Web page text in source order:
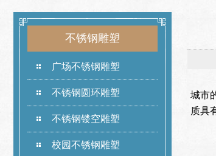
不锈钢雕塑
广场不锈钢雕塑
不锈钢圆环雕塑
不锈钢镂空雕塑
校园不锈钢雕塑
城市
质具